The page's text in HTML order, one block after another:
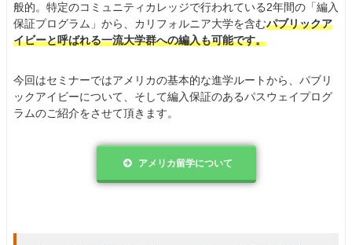
般的。特定のコミュニティカレッジで行われている2年間の「編入
保証プログラム」から、カリフォルニア大学を含むパブリックア
イビーと呼ばれる一流大学群への編入も可能です。
今回はセミナーではアメリカの基本的な進学ルートから、パブリ
ックアイビーについて、そして編入保証のあるパスウェイプログ
ラムのご紹介をさせて頂きます。
アメリカ留学について